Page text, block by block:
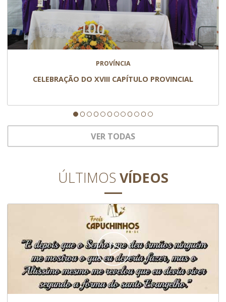
VER TODAS
PROVÍNCIA
CELEBRAÇÃO DO XVIII CAPÍTULO PROVINCIAL
ÚLTIMOS VÍDEOS